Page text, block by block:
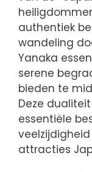
authentiek
wandeling
Yanaka
serene
bieden te
Deze
essentiële
attracties